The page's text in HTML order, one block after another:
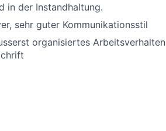
in der Instandhaltung.
sehr guter Kommunikationsstil
organisiertes Arbeitsverhalten